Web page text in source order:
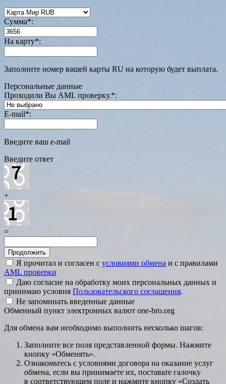
Сумма*:
На карту*:
Заполните номер вашей карты RU на которую будет выплата.
Персональные данные
Проходили Вы AML проверку.*:
E-mail*:
Введите ваш e-mail
Введите ответ
+
=
Я прочитал и согласен с условиями обмена и с правилами
AML проверки
Даю согласие на обработку моих персональных данных и
принимаю условия Пользовательского соглашения.
Не запоминать введенные данные
Обменный пункт электронных валют one-bro.org
Для обмена вам необходимо выполнить несколько шагов:
Заполните все поля представленной формы. Нажмите
кнопку «Обменять».
Ознакомьтесь с условиями договора на оказание услуг
обмена, если вы принимаете их, поставьте галочку
в соответствующем поле и нажмите кнопку «Создать